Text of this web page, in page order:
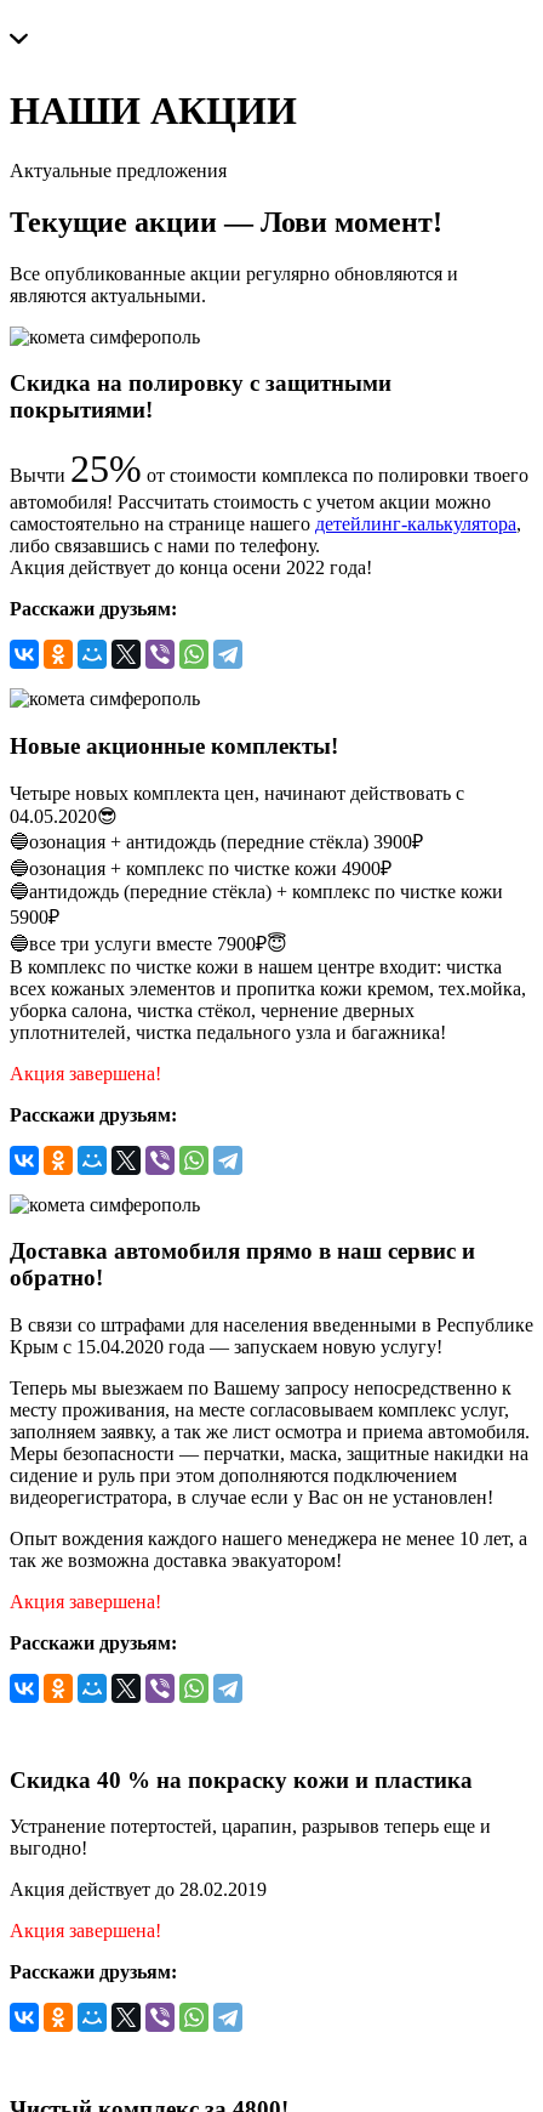
НАШИ АКЦИИ
Актуальные предложения
Текущие акции — Лови момент!
Все опубликованные акции регулярно обновляются и
являются актуальными.
Скидка на полировку с защитными
покрытиями!
Вычти 25% от стоимости комплекса по полировки твоего
автомобиля! Рассчитать стоимость с учетом акции можно
самостоятельно на странице нашего детейлинг-калькулятора,
либо связавшись с нами по телефону.
Акция действует до конца осени 2022 года!
Расскажи друзьям:
Новые акционные комплекты!
Четыре новых комплекта цен, начинают действовать с
04.05.2020😎
🔵озонация + антидождь (передние стёкла) 3900₽
🔵озонация + комплекс по чистке кожи 4900₽
🔵антидождь (передние стёкла) + комплекс по чистке кожи
5900₽
🔵все три услуги вместе 7900₽😇
В комплекс по чистке кожи в нашем центре входит: чистка
всех кожаных элементов и пропитка кожи кремом, тех.мойка,
уборка салона, чистка стёкол, чернение дверных
уплотнителей, чистка педального узла и багажника!
Акция завершена!
Расскажи друзьям:
Доставка автомобиля прямо в наш сервис и
обратно!
В связи со штрафами для населения введенными в Республике
Крым с 15.04.2020 года — запускаем новую услугу!
Теперь мы выезжаем по Вашему запросу непосредственно к
месту проживания, на месте согласовываем комплекс услуг,
заполняем заявку, а так же лист осмотра и приема автомобиля.
Меры безопасности — перчатки, маска, защитные накидки на
сидение и руль при этом дополняются подключением
видеорегистратора, в случае если у Вас он не установлен!
Опыт вождения каждого нашего менеджера не менее 10 лет, а
так же возможна доставка эвакуатором!
Акция завершена!
Расскажи друзьям:
Скидка 40 % на покраску кожи и пластика
Устранение потертостей, царапин, разрывов теперь еще и
выгодно!
Акция действует до 28.02.2019
Акция завершена!
Расскажи друзьям: